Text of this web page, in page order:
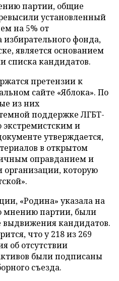
партии, общие
установленный
на 5% от
фонда,
является основанием
списка кандидатов.
претензии к
сайте «Яблока». По
из них
поддержке ЛГБТ-
и
утверждается,
в открытом
оправданием и
организации, которую
«Родина» указала на
мнению партии, были
кандидатов.
что у 218 из 269
об отсутствии
были подписаны
съезда.